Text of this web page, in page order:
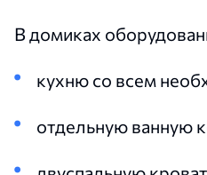
В домиках
кухню со всем
отдельную ванную